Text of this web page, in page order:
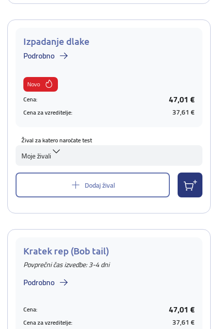
Izpadanje dlake
Podrobno
Novo
Cena:
47,01 €
Cena za vzreditelje: 37,61 €
Žival za katero naročate test
Moje živali
Dodaj žival
Kratek rep (Bob tail)
Povprečni čas izvedbe: 3-4 dni
Podrobno
Cena: 47,01 €
Cena za vzreditelje: 37,61 €